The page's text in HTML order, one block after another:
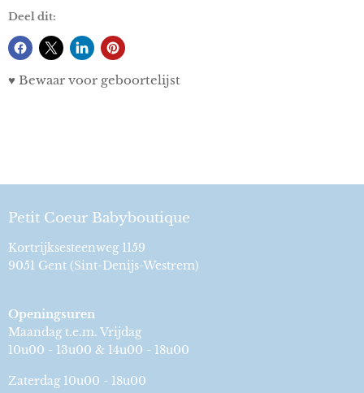
Deel dit:
♥ Bewaar voor geboortelijst
Petit Coeur Babyboutique
Kortrijksesteenweg 1159
9051 Gent (Sint-Denijs-Westrem)
Openingsuren
Maandag t.e.m. Vrijdag
10u00 - 13u00 & 14u00 - 18u00
Zaterdag 10u00 - 18u00